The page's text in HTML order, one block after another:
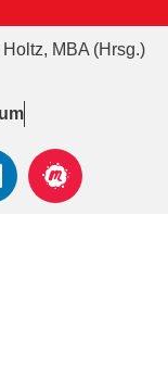
MBA (Hrsg.)